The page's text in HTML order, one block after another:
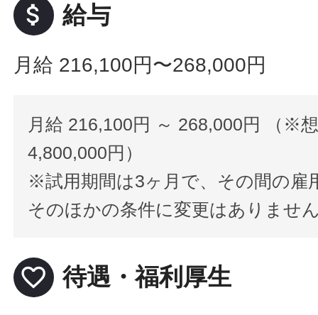
attach_money 給与
月給 216,100円〜268,000円
月給 216,100円 ～ 268,000円 （※
4,800,000円）
※試用期間は3ヶ月で、その間の雇
そのほかの条件に変更はありませ
favorite_border 待遇・福利厚生